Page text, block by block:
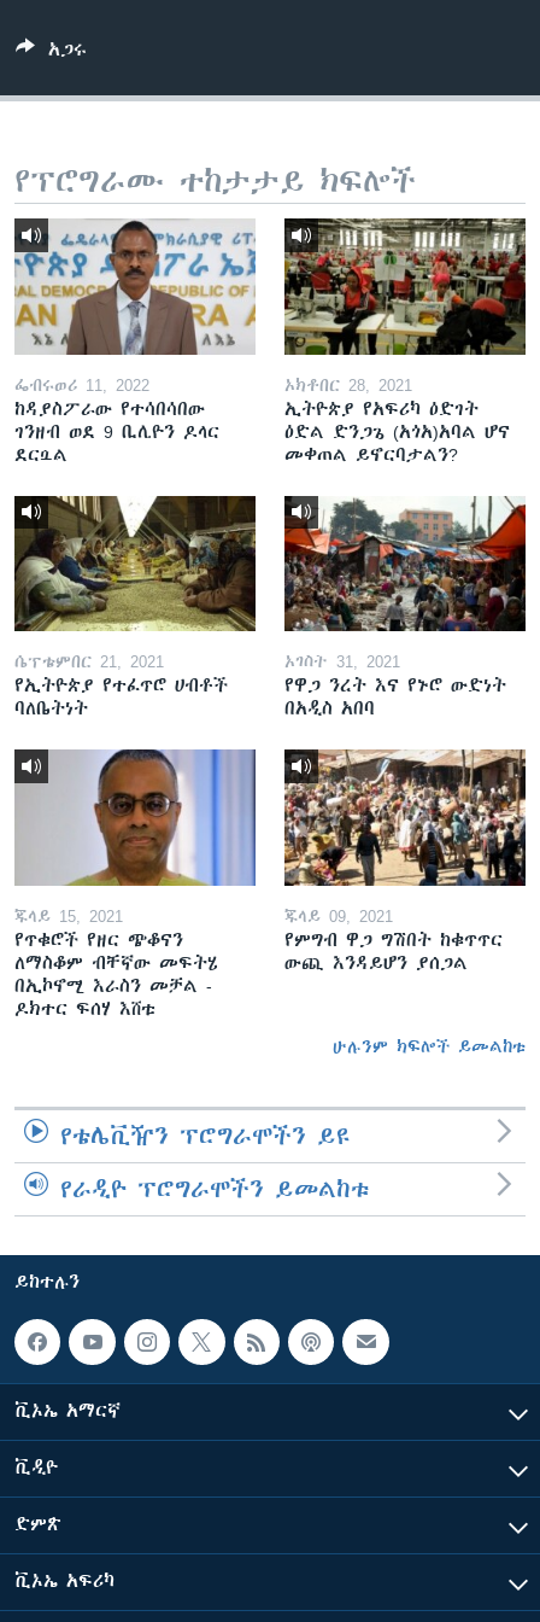
አጋሩ
የፕሮግራሙ ተከታታይ ክፍሎች
ፌብሩወሪ 11, 2022
ከዳያስፖራው የተሳበሳበው
ገንዘብ ወደ 9 ቢሊዮን ዶላር
ደርሷል
ኦክቶበር 28, 2021
ኢትዮጵያ የአፍሪካ ዕድገት
ዕድል ድንጋጌ (አጎአ)አባል ሆና
መቀጠል ይኖርባታልን?
ሴፕቴምበር 21, 2021
የኢትዮጵያ የተፈጥሮ ሀብቶች
ባለቤትነት
ኦገስት 31, 2021
የዋጋ ንረት እና የኑሮ ውድነት
በአዲስ አበባ
ጁላይ 15, 2021
የጥቁሮች የዘር ጭቆናን
ለማስቆም ብቸኛው መፍትሄ
በኢኮኖሚ እራስን መቻል -
ዶክተር ፍሰሃ እሸቱ
ጁላይ 09, 2021
የምግብ ዋጋ ግሽበት ከቁጥጥር
ውጪ እንዳይሆን ያሰጋል
ሁሉንም ክፍሎች ይመልከቱ
የቴሌቪዥን ፕሮግራሞችን ይዩ
የራዲዮ ፕሮግራሞችን ይመልከቱ
ይከተሉን
ቪኦኤ አማርኛ
ቪዲዮ
ድምጽ
ቪኦኤ አፍሪካ